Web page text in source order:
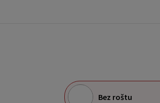
Bez roštu